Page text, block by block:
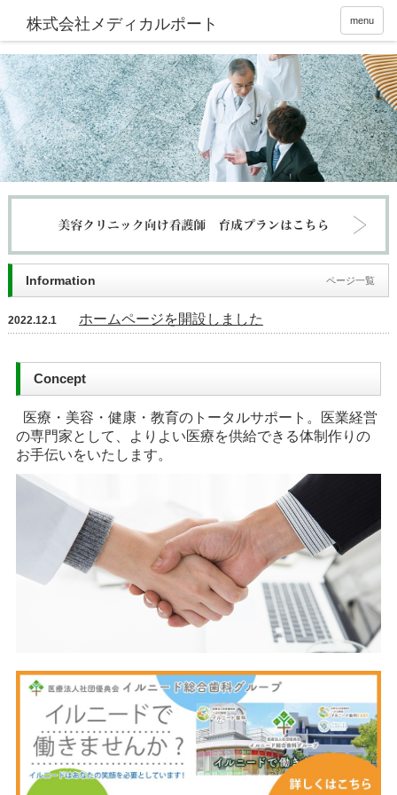
株式会社メディカルポート menu
Information ページ一覧
2022.12.1 ホームページを開設しました
Concept
医療・美容・健康・教育のトータルサポート。医業経営
の専門家として、よりよい医療を供給できる体制作りの
お手伝いをいたします。